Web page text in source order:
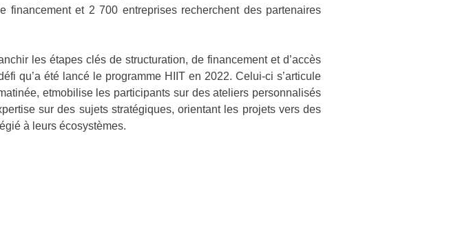
et 2 700 entreprises recherchent des partenaires
les étapes clés de structuration, de financement et d’accès
qu’a été lancé le programme HIIT en 2022. Celui-ci s’articule
etmobilise les participants sur des ateliers personnalisés
sur des sujets stratégiques, orientant les projets vers des
à leurs écosystèmes.